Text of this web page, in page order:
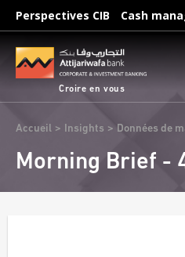
Aller
contenu
principal
Perspectives CIB Cash
Croire en vous
Fil
d'Ariane
Accueil Insights Données de
Morning Brief -
Recherches fréquentes :
Accéder aux comptes
Éditer un RIB